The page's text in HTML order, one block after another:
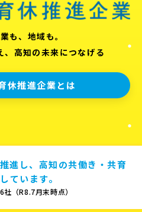
も、地域も。
、高知の未来につなげる
休推進企業とは
進し、高知の共働き・共育
ています。
（R8.7月末時点）